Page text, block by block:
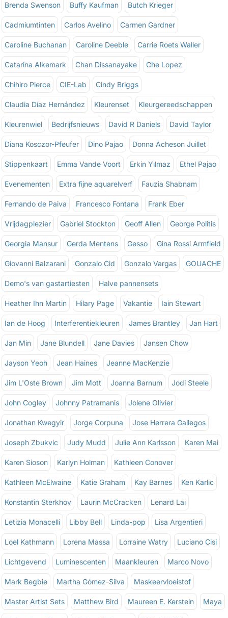
Brenda Swenson Buffy Kaufman Butch Krieger
Cadmiumtinten Carlos Avelino Carmen Gardner
Caroline Buchanan Caroline Deeble Carrie Roets Waller
Catarina Alkemark Chan Dissanayake Che Lopez
Chihiro Pierce CIE-Lab Cindy Briggs
Claudia Díaz Hernández Kleurenset Kleurgereedschappen
Kleurenwiel Bedrijfsnieuws David R Daniels David Taylor
Diana Kosczor-Pfeufer Dino Pajao Donna Acheson Juillet
Stippenkaart Emma Vande Voort Erkin Yılmaz Ethel Pajao
Evenementen Extra fijne aquarelverf Fauzia Shabnam
Fernando de Paiva Francesco Fontana Frank Eber
Vrijdagplezier Gabriel Stockton Geoff Allen George Politis
Georgia Mansur Gerda Mentens Gesso Gina Rossi Armfield
Giovanni Balzarani Gonzalo Cid Gonzalo Vargas GOUACHE
Demo's van gastartiesten Halve pannensets
Heather Ihn Martin Hilary Page Vakantie Iain Stewart
Ian de Hoog Interferentiekleuren James Brantley Jan Hart
Jan Min Jane Blundell Jane Davies Jansen Chow
Jayson Yeoh Jean Haines Jeanne MacKenzie
Jim L'Oste Brown Jim Mott Joanna Barnum Jodi Steele
John Cogley Johnny Patramanis Jolene Olivier
Jonathan Kwegyir Jorge Corpuna Jose Herrera Gallegos
Joseph Zbukvic Judy Mudd Julie Ann Karlsson Karen Mai
Karen Sioson Karlyn Holman Kathleen Conover
Kathleen McElwaine Katie Graham Kay Barnes Ken Karlic
Konstantin Sterkhov Laurin McCracken Lenard Lai
Letizia Monacelli Libby Bell Linda-pop Lisa Argentieri
Loel Kathmann Lorena Massa Lorraine Watry Luciano Cisi
Lichtgevend Luminescenten Maankleuren Marco Novo
Mark Begbie Martha Gómez-Silva Maskeervloeistof
Master Artist Sets Matthew Bird Maureen E. Kerstein Maya